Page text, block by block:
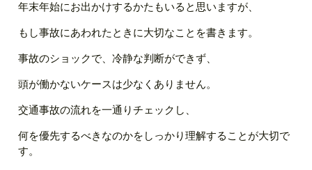
年末年始にお出かけするかたもいると思いますが、
もし事故にあわれたときに大切なことを書きます。
事故のショックで、冷静な判断ができず、
頭が働かないケースは少なくありません。
交通事故の流れを一通りチェックし、
何を優先するべきなのかをしっかり理解することが大切で
す。